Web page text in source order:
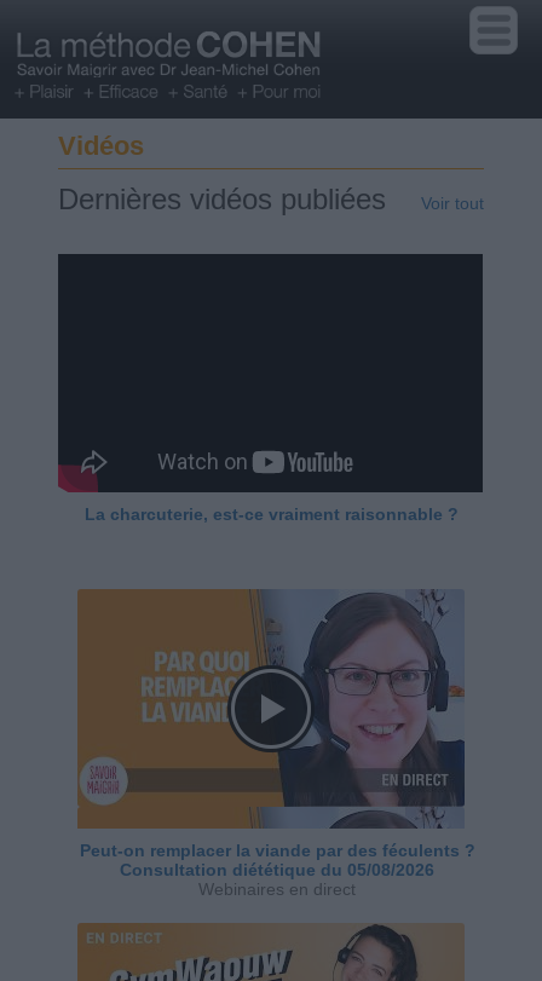
Vidéos
Dernières vidéos publiées Voir tout
La charcuterie, est-ce vraiment raisonnable ?
Peut-on remplacer la viande par des féculents ?
Consultation diététique du 05/08/2026
Webinaires en direct